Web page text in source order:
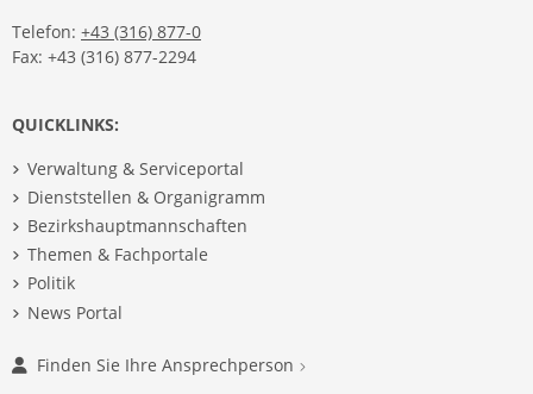
Telefon: +43 (316) 877-0
Fax: +43 (316) 877-2294
QUICKLINKS:
Verwaltung & Serviceportal
Dienststellen & Organigramm
Bezirkshauptmannschaften
Themen & Fachportale
Politik
News Portal
Finden Sie Ihre Ansprechperson